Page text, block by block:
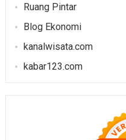
Ruang Pintar
Blog Ekonomi
kanalwisata.com
kabar123.com